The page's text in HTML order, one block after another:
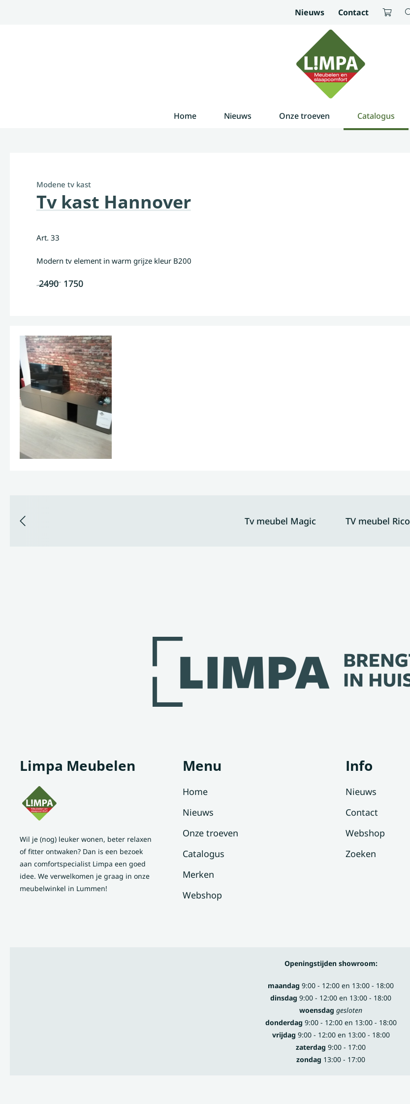
Nieuws Contact
Home Nieuws Onze troeven Catalogus
Modene tv kast
Tv kast Hannover
Art. 33
Modern tv element in warm grijze kleur B200
2490 1750
Tv meubel Magic TV meubel Rico
Limpa Meubelen
Wil je (nog) leuker wonen, beter relaxen
of fitter ontwaken? Dan is een bezoek
aan comfortspecialist Limpa een goed
idee. We verwelkomen je graag in onze
meubelwinkel in Lummen!
Menu
Home
Nieuws
Onze troeven
Catalogus
Merken
Webshop
Info
Nieuws
Contact
Webshop
Zoeken
Openingstijden showroom:
maandag 9:00 - 12:00 en 13:00 - 18:00
dinsdag 9:00 - 12:00 en 13:00 - 18:00
woensdag gesloten
donderdag 9:00 - 12:00 en 13:00 - 18:00
vrijdag 9:00 - 12:00 en 13:00 - 18:00
zaterdag 9:00 - 17:00
zondag 13:00 - 17:00